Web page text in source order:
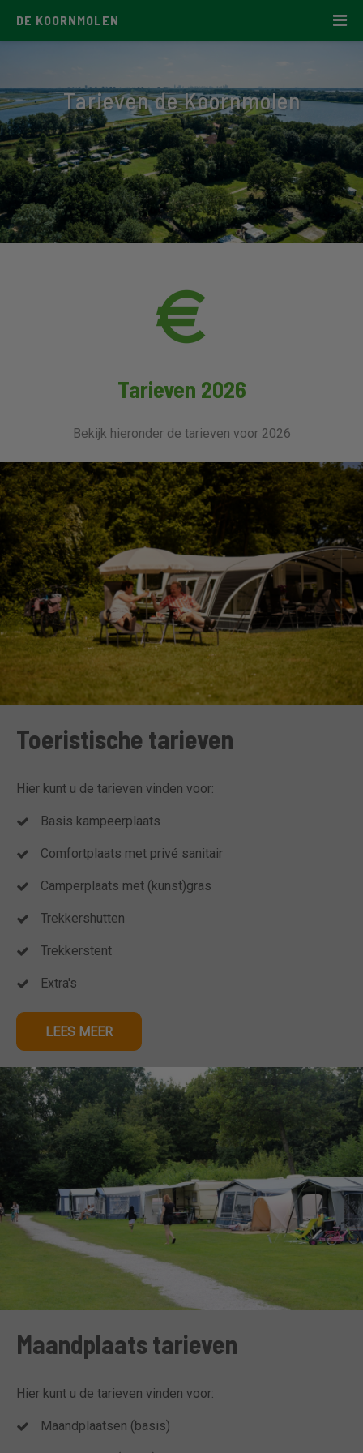
DE KOORNMOLEN
Tarieven de Koornmolen
Tarieven 2026
Bekijk hieronder de tarieven voor 2026
Toeristische tarieven
Hier kunt u de tarieven vinden voor:
Basis kampeerplaats
Comfortplaats met privé sanitair
Camperplaats met (kunst)gras
Trekkershutten
Trekkerstent
Extra's
LEES MEER
Maandplaats tarieven
Hier kunt u de tarieven vinden voor:
Maandplaatsen (basis)